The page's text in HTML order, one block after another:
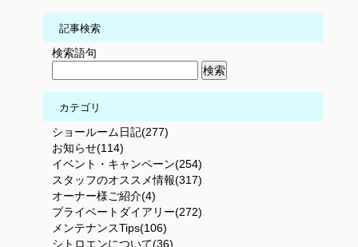
記事検索
検索語句
カテゴリ
ショールーム日記(277)
お知らせ(114)
イベント・キャンペーン(254)
スタッフのオススメ情報(317)
オーナー様ご紹介(4)
プライベートダイアリー(272)
メンテナンスTips(106)
シトロエンについて(36)